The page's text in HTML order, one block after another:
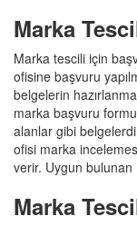
Marka
Marka tescili için
ofisine başvuru
belgelerin
marka başvuru
alanlar gibi
ofisi marka
verir. Uygun bulunan
Marka